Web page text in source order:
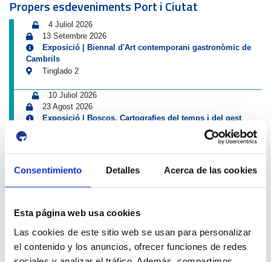
Consentimiento Detalles Acerca de las cookies
Esta página web usa cookies
Las cookies de este sitio web se usan para personalizar
el contenido y los anuncios, ofrecer funciones de redes
Propers esdeveniments Port i Ciutat
4 Juliol 2026
13 Setembre 2026
Exposició | Biennal d'Art contemporani gastronòmic de
Cambrils
Tinglado 2
10 Juliol 2026
23 Agost 2026
Exposició | Boscos. Cartografies del temps i del gest
26 Juny 2026
11 Octubre 2026
imatges
23 Agost 2026
Exposició | Històries d'amistat
Refugi 1